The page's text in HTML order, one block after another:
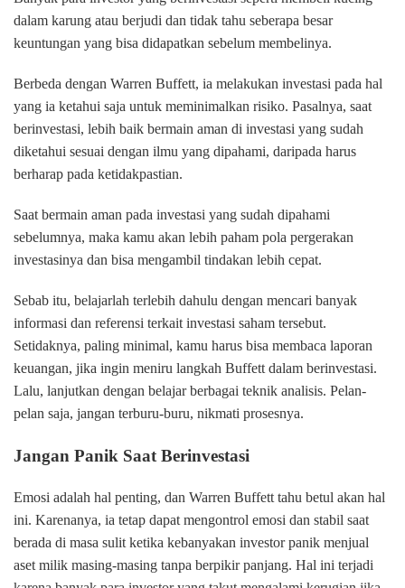
dalam karung atau berjudi dan tidak tahu seberapa besar
keuntungan yang bisa didapatkan sebelum membelinya.
Berbeda dengan Warren Buffett, ia melakukan investasi pada hal
yang ia ketahui saja untuk meminimalkan risiko. Pasalnya, saat
berinvestasi, lebih baik bermain aman di investasi yang sudah
diketahui sesuai dengan ilmu yang dipahami, daripada harus
berharap pada ketidakpastian.
Saat bermain aman pada investasi yang sudah dipahami
sebelumnya, maka kamu akan lebih paham pola pergerakan
investasinya dan bisa mengambil tindakan lebih cepat.
Sebab itu, belajarlah terlebih dahulu dengan mencari banyak
informasi dan referensi terkait investasi saham tersebut.
Setidaknya, paling minimal, kamu harus bisa membaca laporan
keuangan, jika ingin meniru langkah Buffett dalam berinvestasi.
Lalu, lanjutkan dengan belajar berbagai teknik analisis. Pelan-
pelan saja, jangan terburu-buru, nikmati prosesnya.
Jangan Panik Saat Berinvestasi
Emosi adalah hal penting, dan Warren Buffett tahu betul akan hal
ini. Karenanya, ia tetap dapat mengontrol emosi dan stabil saat
berada di masa sulit ketika kebanyakan investor panik menjual
aset milik masing-masing tanpa berpikir panjang. Hal ini terjadi